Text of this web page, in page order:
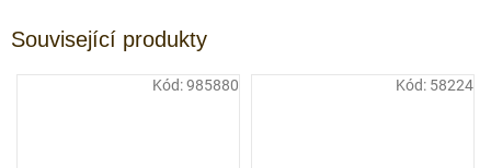
Související produkty
Kód:985880 Kód: 58224